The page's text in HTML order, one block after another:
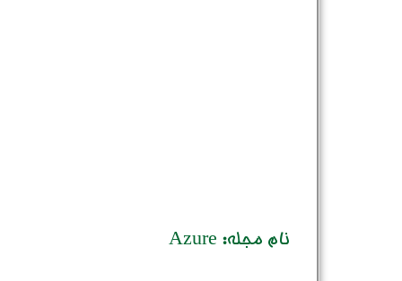
نام مجله: Azure